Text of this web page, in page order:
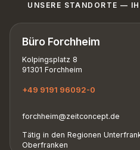
UNSERE STANDORTE —
Büro Forchheim
Kolpingsplatz 8
91301 Forchheim
+49 9191 96092-0
forchheim@zeitconcept.de
Tätig in den Regionen
Oberfranken